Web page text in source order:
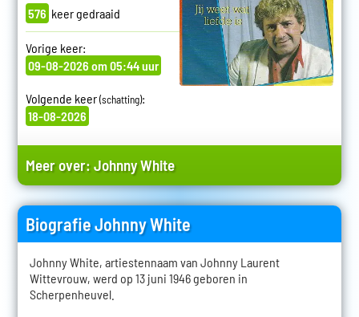
576 keer gedraaid
Vorige keer:
09-08-2026 om 05:44 uur
Volgende keer(schatting):
18-08-2026
Meer over:Johnny White
Biografie Johnny White
Johnny White, artiestennaam van Johnny Laurent
Wittevrouw, werd op 13 juni 1946 geboren in
Scherpenheuvel.